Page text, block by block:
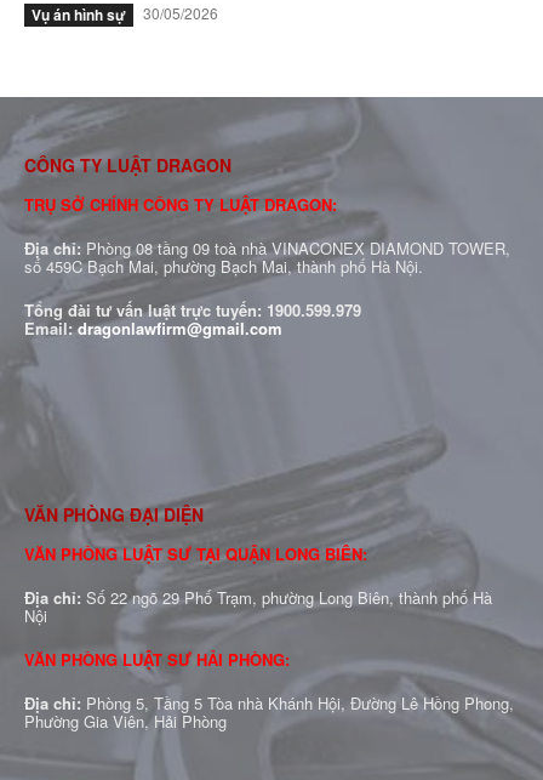
Vụ án hình sự 30/05/2026
CÔNG TY LUẬT DRAGON
TRỤ SỞ CHÍNH CÔNG TY LUẬT DRAGON:
Địa chỉ: Phòng 08 tầng 09 toà nhà VINACONEX DIAMOND TOWER,
số 459C Bạch Mai, phường Bạch Mai, thành phố Hà Nội.
Tổng đài tư vấn luật trực tuyến: 1900.599.979
Email:dragonlawfirm@gmail.com
VĂN PHÒNG ĐẠI DIỆN
VĂN PHÒNG LUẬT SƯ TẠI QUẬN LONG BIÊN:
Địa chỉ: Số 22 ngõ 29 Phố Trạm, phường Long Biên, thành phố Hà
Nội
VĂN PHÒNG LUẬT SƯ HẢI PHÒNG:
Địa chỉ: Phòng 5, Tầng 5 Tòa nhà Khánh Hội, Đường Lê Hồng Phong,
Phường Gia Viên, Hải Phòng